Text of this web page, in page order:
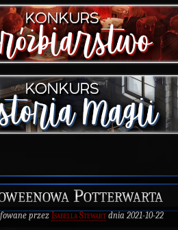
Potterwarta
przez Isabella Stewartdnia 2021-10-22